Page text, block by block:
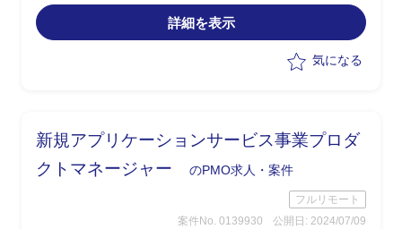
詳細を表示
気になる
新規アプリケーションサービス事業プロダ
クトマネージャー
のPMO求人・案件
フルリモート
案件No. 0139930
公開日: 2024/07/09